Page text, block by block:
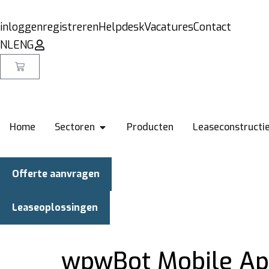
inloggenregistrerenHelpdeskVacaturesContact
NLENG
Home Sectoren Producten
Offerte aanvragen
Leaseoplossingen
wpwBot Mobile